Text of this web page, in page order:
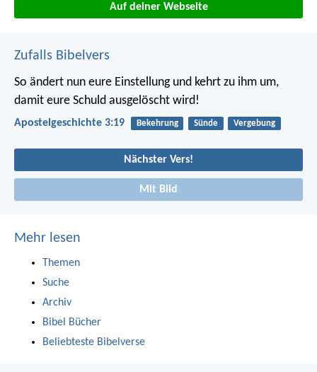
Auf deiner Webseite
Zufalls Bibelvers
So ändert nun eure Einstellung und kehrt zu ihm um,
damit eure Schuld ausgelöscht wird!
Apostelgeschichte 3:19 Bekehrung Sünde Vergebung
Nächster Vers!
Mit Bild
Mehr lesen
Themen
Suche
Archiv
Bibel Bücher
Beliebteste Bibelverse